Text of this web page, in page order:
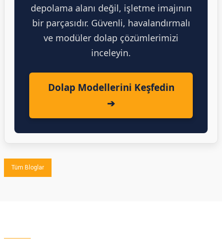
depolama alanı değil, işletme imajının
bir parçasıdır. Güvenli, havalandırmalı
ve modüler dolap çözümlerimizi
inceleyin.
Dolap Modellerini Keşfedin
➔
Tüm Bloglar